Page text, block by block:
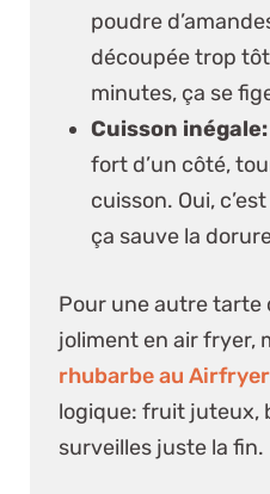
poudre
découpée trop
minutes, ça se
Cuisson inégale:
fort d’un côté,
cuisson. Oui,
ça sauve la
Pour une autre tarte
joliment en air fryer,
rhubarbe au Airfryer
logique: fruit juteux,
surveilles juste la fin.